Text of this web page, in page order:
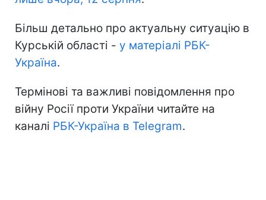
Більш детально про актуальну ситуацію в
Курській області - у матеріалі РБК-
Україна.
Термінові та важливі повідомлення про
війну Росії проти України читайте на
каналі РБК-Україна в Telegram.